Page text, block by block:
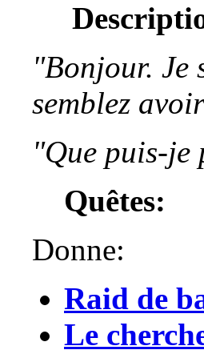
"Bonjour. Je
semblez
"Que puis-je
Quêtes:
Donne:
Raid de
Le